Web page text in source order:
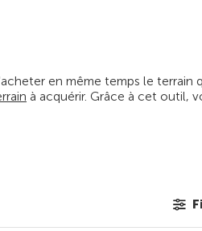
en même temps le terrain
à acquérir. Grâce à cet outil,